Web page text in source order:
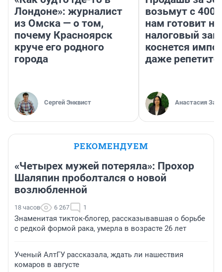
Лондоне»: журналист
из Омска — о том,
почему Красноярск
круче его родного
города
Сергей Энквист
возьмут с
нам готовит
налоговый
коснется
даже
Анастасия
РЕКОМЕНДУЕМ
«Четырех мужей потеряла»: Прохор
Шаляпин проболтался о новой
возлюбленной
18 часов 6 267 1
Знаменитая тикток-блогер, рассказывавшая о борьбе
с редкой формой рака, умерла в возрасте 26 лет
Ученый АлтГУ рассказала, ждать ли нашествия
комаров в августе